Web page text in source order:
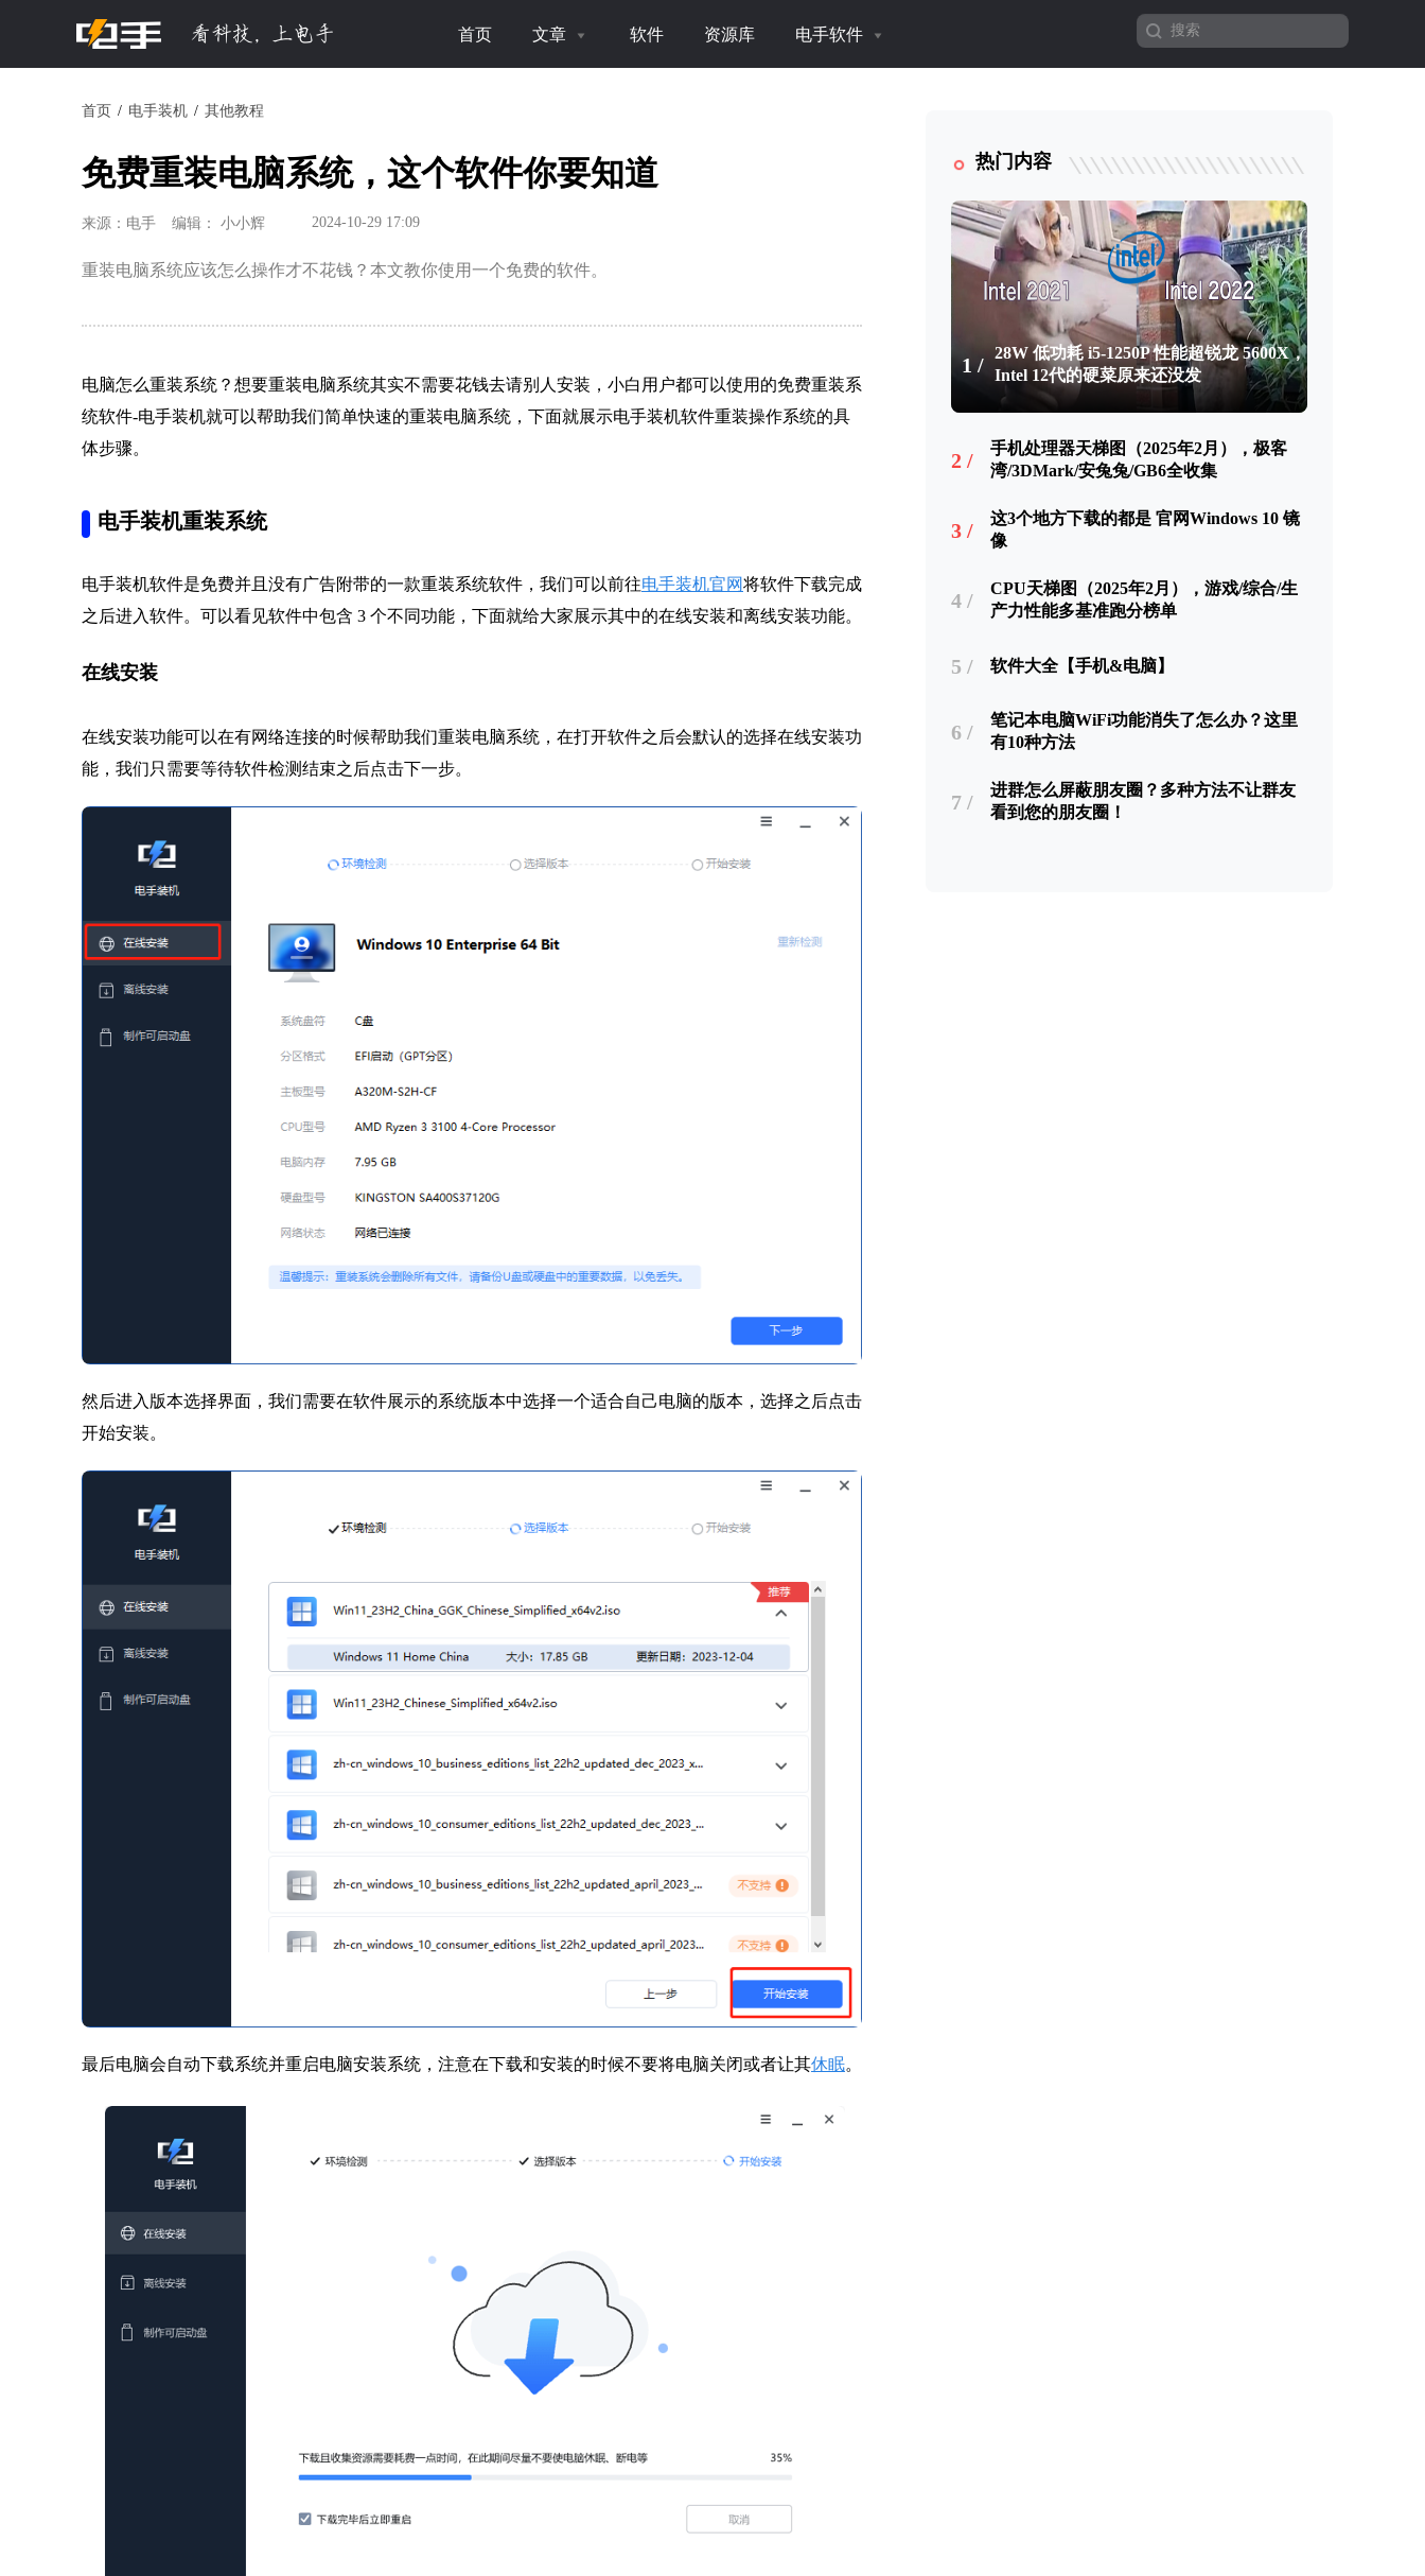
首页 文章 软件 资源库 电手软件
首页 电手装机 其他教程
免费重装电脑系统，这个软件你要知道
来源：电手 编辑： 小小辉 2024-10-29 17:09
重装电脑系统应该怎么操作才不花钱？本文教你使用一个免费的软件。
电脑怎么重装系统？想要重装电脑系统其实不需要花钱去请别人安装，小白用户都可以使用的免费重装系
统软件-电手装机就可以帮助我们简单快速的重装电脑系统，下面就展示电手装机软件重装操作系统的具
体步骤。
电手装机重装系统
电手装机软件是免费并且没有广告附带的一款重装系统软件，我们可以前往电手装机官网将软件下载完成
之后进入软件。可以看见软件中包含 3 个不同功能，下面就给大家展示其中的在线安装和离线安装功能。
在线安装
在线安装功能可以在有网络连接的时候帮助我们重装电脑系统，在打开软件之后会默认的选择在线安装功
能，我们只需要等待软件检测结束之后点击下一步。
然后进入版本选择界面，我们需要在软件展示的系统版本中选择一个适合自己电脑的版本，选择之后点击
开始安装。
最后电脑会自动下载系统并重启电脑安装系统，注意在下载和安装的时候不要将电脑关闭或者让其休眠。
热门内容
1 /
28W 低功耗 i5-1250P 性能超锐龙 5600X，
Intel 12代的硬菜原来还没发
2 /
手机处理器天梯图（2025年2月），极客
湾/3DMark/安兔兔/GB6全收集
3 /
这3个地方下载的都是 官网Windows 10 镜
像
4 /
CPU天梯图（2025年2月），游戏/综合/生
产力性能多基准跑分榜单
5 / 软件大全【手机&电脑】
6 /
笔记本电脑WiFi功能消失了怎么办？这里
有10种方法
7 /
进群怎么屏蔽朋友圈？多种方法不让群友
看到您的朋友圈！